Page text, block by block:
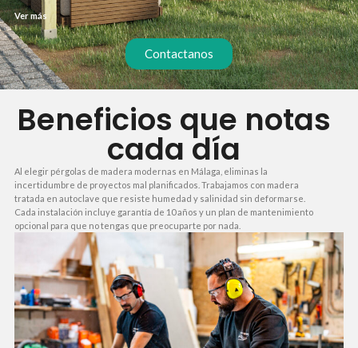
con materiales resistentes al clima costero. En lugar de estructuras genéricas,
ofrecemos soluciones a medida que integran lamas orientables, iluminación
LED y toldos motorizados. El resultado es un espacio exterior que se usa todo el
año, desde el primer fin de semana.
Ver más
Contactanos
Beneficios que notas
cada día
Al elegir pérgolas de madera modernas en Málaga, eliminas la
incertidumbre de proyectos mal planificados. Trabajamos con madera
tratada en autoclave que resiste humedad y salinidad sin deformarse.
Cada instalación incluye garantía de 10 años y un plan de mantenimiento
opcional para que no tengas que preocuparte por nada.